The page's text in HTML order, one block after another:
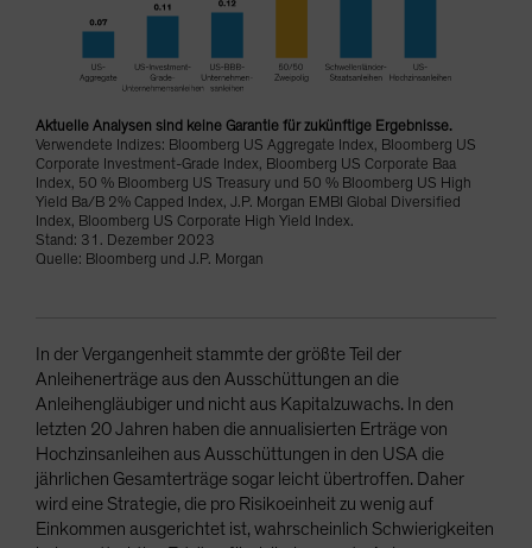
Aktuelle Analysen sind keine Garantie für zukünftige Ergebnisse.
Verwendete Indizes: Bloomberg US Aggregate Index, Bloomberg US
Corporate Investment-Grade Index, Bloomberg US Corporate Baa
Index, 50 % Bloomberg US Treasury und 50 % Bloomberg US High
Yield Ba/B 2% Capped Index, J.P. Morgan EMBI Global Diversified
Index, Bloomberg US Corporate High Yield Index.
Stand: 31. Dezember 2023
Quelle: Bloomberg und J.P. Morgan
In der Vergangenheit stammte der größte Teil der
Anleihenerträge aus den Ausschüttungen an die
Anleihengläubiger und nicht aus Kapitalzuwachs. In den
letzten 20 Jahren haben die annualisierten Erträge von
Hochzinsanleihen aus Ausschüttungen in den USA die
jährlichen Gesamterträge sogar leicht übertroffen. Daher
wird eine Strategie, die pro Risikoeinheit zu wenig auf
Einkommen ausgerichtet ist, wahrscheinlich Schwierigkeiten